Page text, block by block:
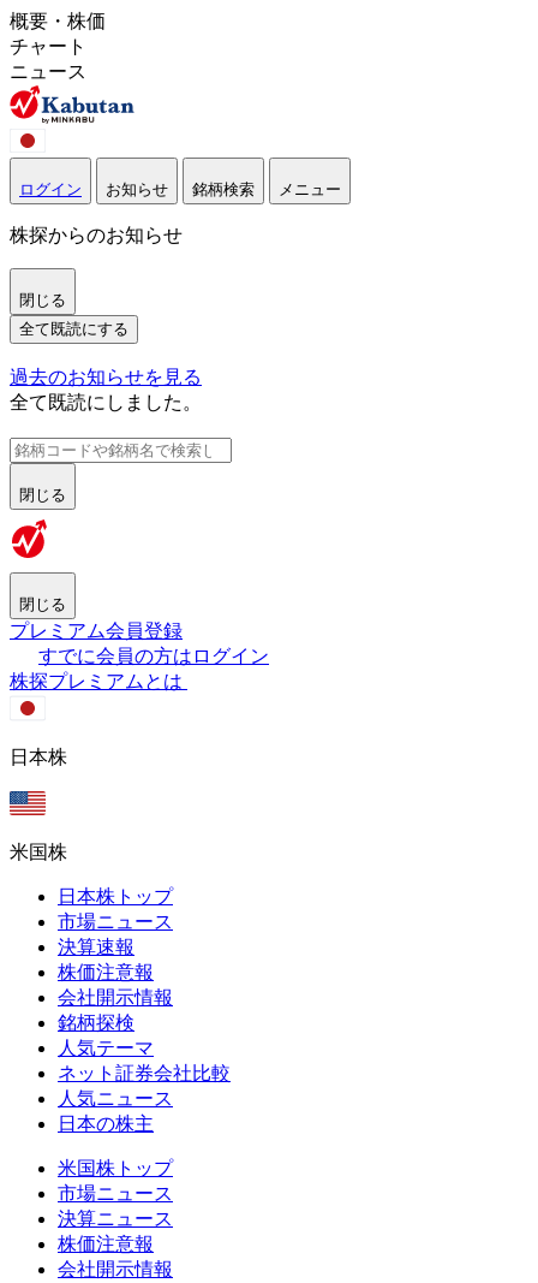
概要・株価
チャート
ニュース
ログイン お知らせ 銘柄検索 メニュー
株探からのお知らせ
閉じる
全て既読にする
過去のお知らせを見る
全て既読にしました。
閉じる
閉じる
プレミアム会員登録
すでに会員の方はログイン
株探プレミアムとは
日本株
米国株
日本株トップ
市場ニュース
決算速報
株価注意報
会社開示情報
銘柄探検
人気テーマ
ネット証券会社比較
人気ニュース
日本の株主
米国株トップ
市場ニュース
決算ニュース
株価注意報
会社開示情報